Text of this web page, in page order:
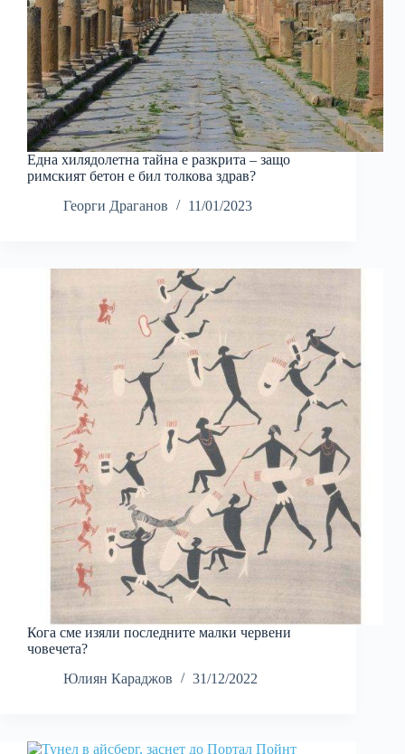
Една хилядолетна тайна е разкрита – защо
римският бетон е бил толкова здрав?
Георги Драганов
11/01/2023
Кога сме изяли последните малки червени
човечета?
Юлиян Караджов
31/12/2022